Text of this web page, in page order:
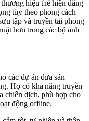
hiệu thể hiện đẳng
tùy theo phong cách
tập và truyền tải phong
hơn trong các bộ ảnh
các dự án đưa sản
Họ có khả năng truyền
chiến dịch, phù hợp cho
động offline.